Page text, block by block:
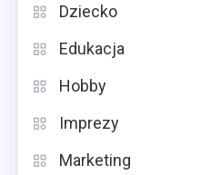
Dziecko
Edukacja
Hobby
Imprezy
Marketing